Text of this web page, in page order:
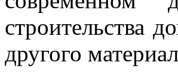
строительства
другого